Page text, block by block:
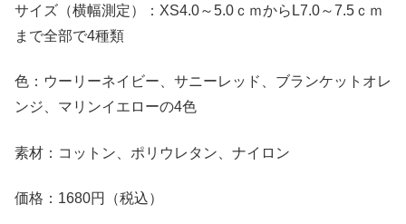
サイズ（横幅測定）：XS4.0～5.0ｃｍからL7.0～7.5ｃｍ
まで全部で4種類
色：ウーリーネイビー、サニーレッド、ブランケットオレ
ンジ、マリンイエローの4色
素材：コットン、ポリウレタン、ナイロン
価格：1680円（税込）